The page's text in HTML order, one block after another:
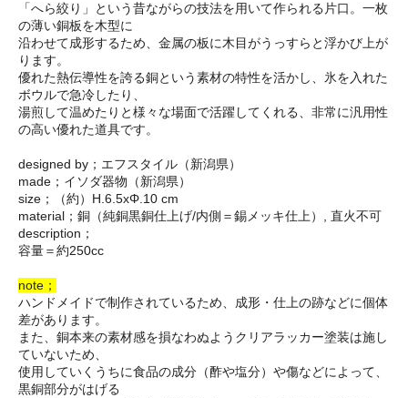
「へら絞り」という昔ながらの技法を用いて作られる片口。一枚
の薄い銅板を木型に
沿わせて成形するため、金属の板に木目がうっすらと浮かび上が
ります。
優れた熱伝導性を誇る銅という素材の特性を活かし、氷を入れた
ボウルで急冷したり、
湯煎して温めたりと様々な場面で活躍してくれる、非常に汎用性
の高い優れた道具です。
designed by；エフスタイル（新潟県）
made；イソダ器物（新潟県）
size；（約）H.6.5xΦ.10 cm
material；銅（純銅黒銅仕上げ/内側＝錫メッキ仕上）, 直火不可
description；
容量＝約250cc
note；
ハンドメイドで制作されているため、成形・仕上の跡などに個体
差があります。
また、銅本来の素材感を損なわぬようクリアラッカー塗装は施し
ていないため、
使用していくうちに食品の成分（酢や塩分）や傷などによって、
黒銅部分がはげる